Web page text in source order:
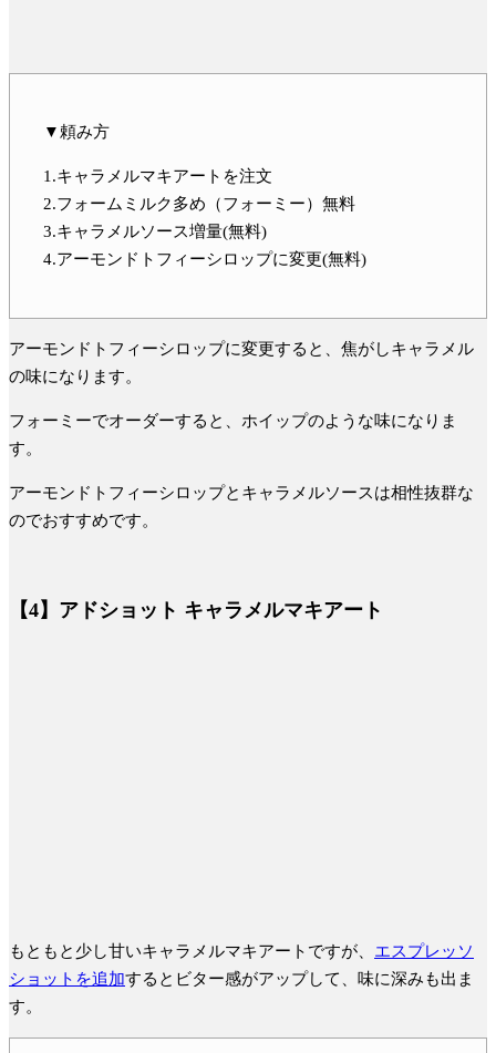
▼頼み方
1.キャラメルマキアートを注文
2.フォームミルク多め（フォーミー）無料
3.キャラメルソース増量(無料)
4.アーモンドトフィーシロップに変更(無料)
アーモンドトフィーシロップに変更すると、焦がしキャラメル
の味になります。
フォーミーでオーダーすると、ホイップのような味になりま
す。
アーモンドトフィーシロップとキャラメルソースは相性抜群な
のでおすすめです。
【4】アドショット キャラメルマキアート
もともと少し甘いキャラメルマキアートですが、 エスプレッソ
ショットを追加すると ビター感がアップして、味に深みも出ま
す。